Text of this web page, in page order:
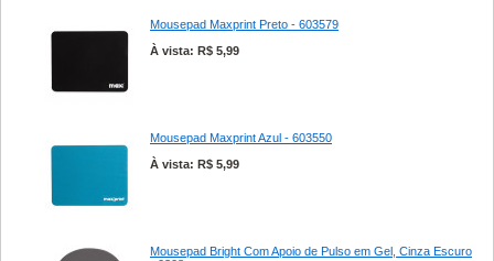
Mousepad Maxprint Preto - 603579
À vista: R$ 5,99
Mousepad Maxprint Azul - 603550
À vista: R$ 5,99
Mousepad Bright Com Apoio de Pulso em Gel, Cinza Escuro